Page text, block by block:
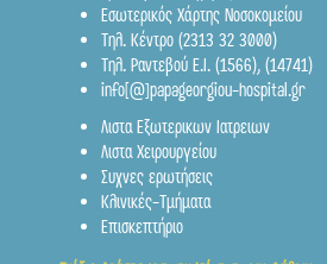
Εσωτερικός Χάρτης Νοσοκομείου
Τηλ. Κέντρο (2313 32 3000)
Τηλ. Ραντεβού Ε.Ι. (1566), (14741)
info[@]papageorgiou-hospital.gr
Λιστα Εξωτερικων Ιατρειων
Λιστα Χειρουργείου
Συχνες ερωτήσεις
Κλινικές-Τμήματα
Επισκεπτήριο